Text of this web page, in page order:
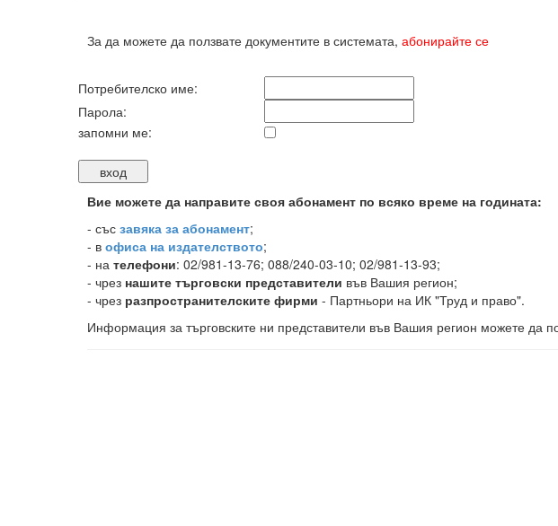
За да можете да ползвате документите в системата, абонирайте се
Потребителско име:
Парола:
запомни ме:
Вие можете да направите своя абонамент по всяко време на годината:
- със завяка за абонамент;
- в офиса на издателството;
- на телефони: 02/981-13-76; 088/240-03-10; 02/981-13-93;
- чрез нашите търговски представители във Вашия регион;
- чрез разпространителските фирми - Партньори на ИК "Труд и право".
Информация за търговските ни представители във Вашия регион можете да